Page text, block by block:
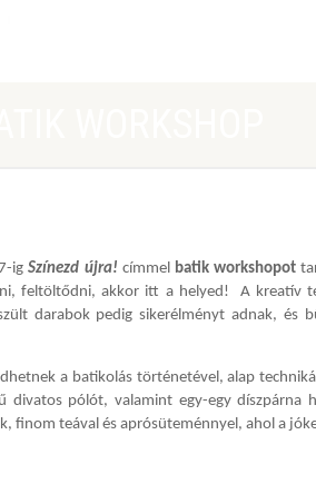
igSzínezd újra! címmel batik workshopot
feltöltődni, akkor itt a helyed! A kreatív
darabok pedig sikerélményt adnak, és
a batikolás történetével, alap
divatos pólót, valamint egy-egy
finom teával és aprósüteménnyel, ahol a